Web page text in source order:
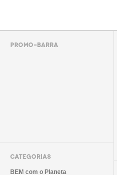
PROMO-BARRA
CATEGORIAS
BEM com o Planeta